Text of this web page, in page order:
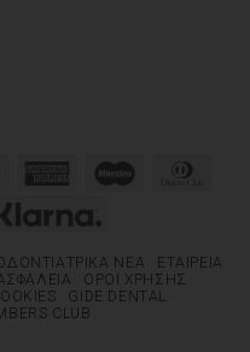
ΝΈΑ
ΕΤΑΙΡΕΊΑ
ΌΡΟΙ ΧΡΉΣΗΣ
GIDE DENTAL
CLUB